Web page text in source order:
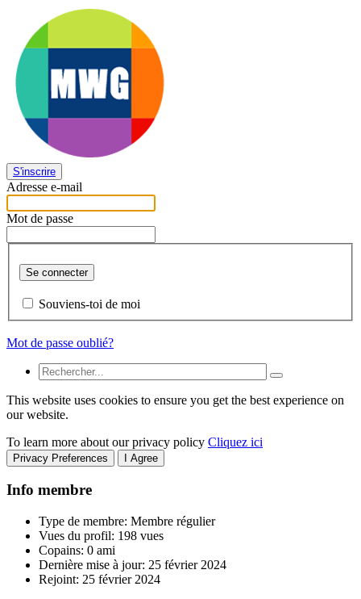
S'inscrire
Adresse e-mail
Mot de passe
Se connecter
Souviens-toi de moi
Mot de passe oublié?
This website uses cookies to ensure you get the best experience on
our website.
To learn more about our privacy policy Cliquez ici
Privacy Preferences I Agree
Info membre
Type de membre: Membre régulier
Vues du profil: 198 vues
Copains: 0 ami
Dernière mise à jour: 25 février 2024
Rejoint: 25 février 2024